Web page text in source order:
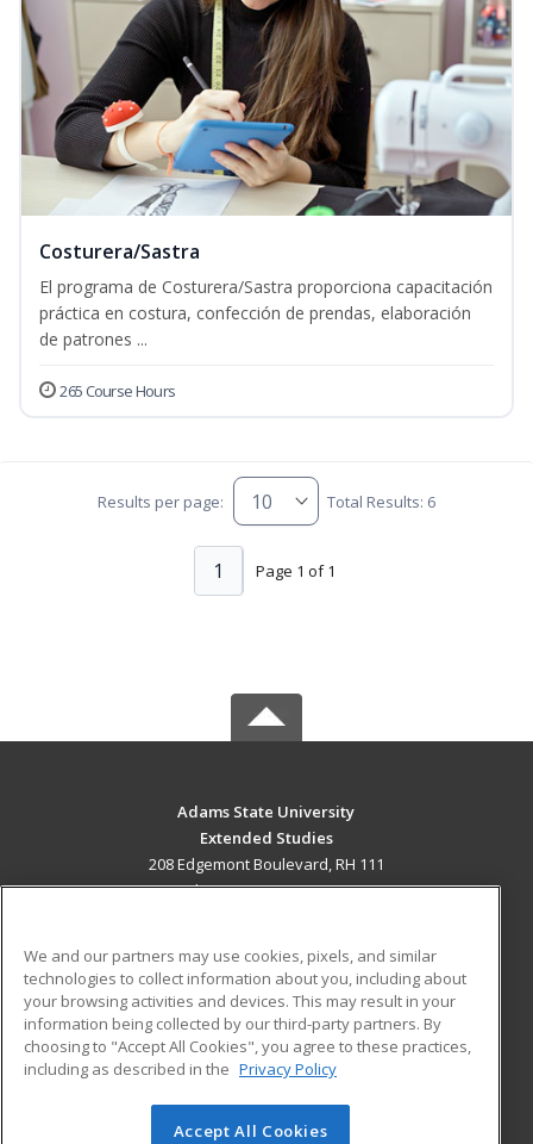
Costurera/Sastra
El programa de Costurera/Sastra proporciona capacitación
práctica en costura, confección de prendas, elaboración
de patrones ...
265 Course Hours
Results per page: Total Results: 6
Page 1 of 1
1
Adams State University
Extended Studies
208 Edgemont Boulevard, RH 111
Alamosa, CO 81102 US
Career Training
ADDITIONAL RESOURCES
Military
Help
Student Blog
© 2026 ed2go, a division of Cengage Learning. All rights
We and our partners may use cookies, pixels, and similar
technologies to collect information about you, including about
your browsing activities and devices. This may result in your
information being collected by our third-party partners. By
choosing to "Accept All Cookies", you agree to these practices,
including as described in the Privacy Policy
Accept All Cookies